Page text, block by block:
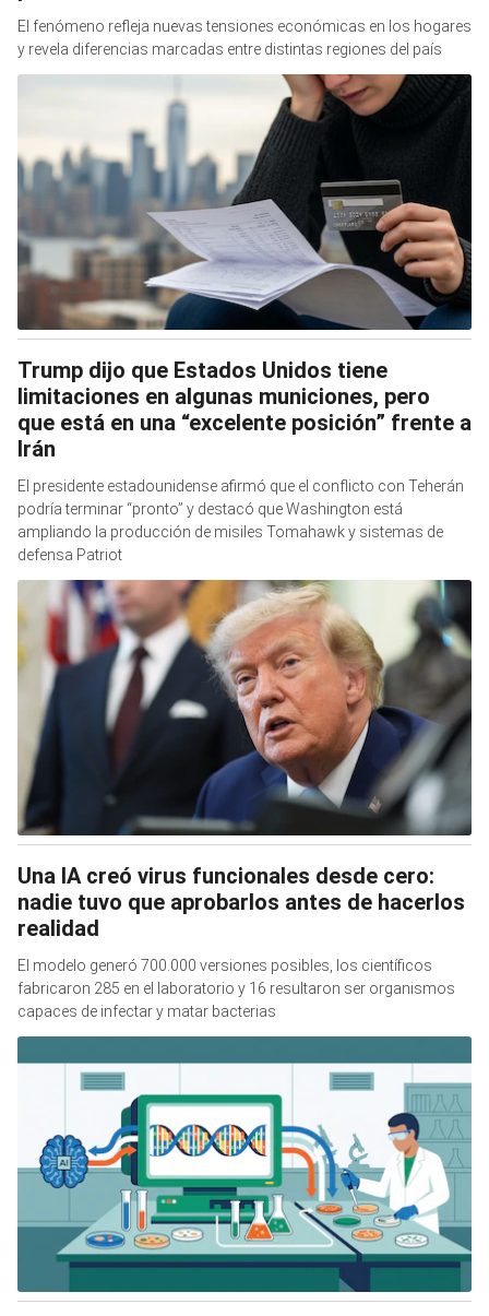
El fenómeno refleja nuevas tensiones económicas en los hogares
y revela diferencias marcadas entre distintas regiones del país
Trump dijo que Estados Unidos tiene
limitaciones en algunas municiones, pero
que está en una “excelente posición” frente a
Irán
El presidente estadounidense afirmó que el conflicto con Teherán
podría terminar “pronto” y destacó que Washington está
ampliando la producción de misiles Tomahawk y sistemas de
defensa Patriot
Una IA creó virus funcionales desde cero:
nadie tuvo que aprobarlos antes de hacerlos
realidad
El modelo generó 700.000 versiones posibles, los científicos
fabricaron 285 en el laboratorio y 16 resultaron ser organismos
capaces de infectar y matar bacterias